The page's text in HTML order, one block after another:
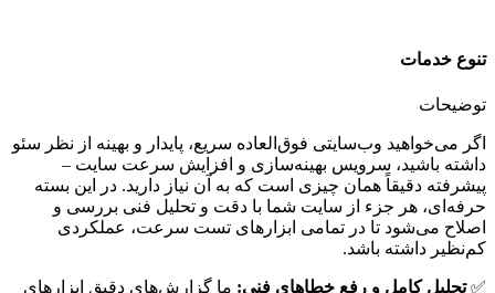
تنوع خدمات
توضیحات
اگر می‌خواهید وب‌سایتی فوق‌العاده سریع، پایدار و بهینه از نظر سئو
داشته باشید، سرویس بهینه‌سازی و افزایش سرعت سایت –
پیشرفته دقیقاً همان چیزی است که به آن نیاز دارید. در این بسته
حرفه‌ای، هر جزء از سایت شما با دقت و تحلیل فنی بررسی و
اصلاح می‌شود تا در تمامی ابزارهای تست سرعت، عملکردی
کم‌نظیر داشته باشد.
✅تحلیل کامل و رفع خطاهای فنی: ما گزارش‌های دقیق ابزارهای